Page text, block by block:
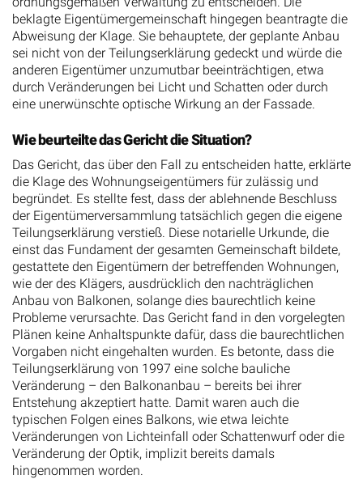
beklagte Eigentümergemeinschaft hingegen beantragte die
Abweisung der Klage. Sie behauptete, der geplante Anbau
sei nicht von der Teilungserklärung gedeckt und würde die
anderen Eigentümer unzumutbar beeinträchtigen, etwa
durch Veränderungen bei Licht und Schatten oder durch
eine unerwünschte optische Wirkung an der Fassade.
Wie beurteilte das Gericht die Situation?
Das Gericht, das über den Fall zu entscheiden hatte, erklärte
die Klage des Wohnungseigentümers für zulässig und
begründet. Es stellte fest, dass der ablehnende Beschluss
der Eigentümerversammlung tatsächlich gegen die eigene
Teilungserklärung verstieß. Diese notarielle Urkunde, die
einst das Fundament der gesamten Gemeinschaft bildete,
gestattete den Eigentümern der betreffenden Wohnungen,
wie der des Klägers, ausdrücklich den nachträglichen
Anbau von Balkonen, solange dies baurechtlich keine
Probleme verursachte. Das Gericht fand in den vorgelegten
Plänen keine Anhaltspunkte dafür, dass die baurechtlichen
Vorgaben nicht eingehalten wurden. Es betonte, dass die
Teilungserklärung von 1997 eine solche bauliche
Veränderung – den Balkonanbau – bereits bei ihrer
Entstehung akzeptiert hatte. Damit waren auch die
typischen Folgen eines Balkons, wie etwa leichte
Veränderungen von Lichteinfall oder Schattenwurf oder die
Veränderung der Optik, implizit bereits damals
hingenommen worden.